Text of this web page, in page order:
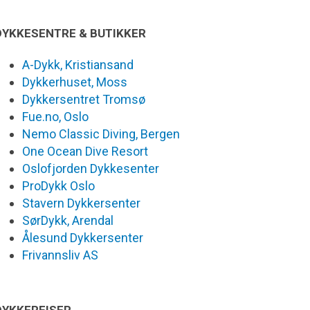
& BUTIKKER
A-Dykk, Kristiansand
Dykkerhuset, Moss
Dykkersentret Tromsø
Fue.no, Oslo
Nemo Classic Diving, Bergen
One Ocean Dive Resort
Oslofjorden Dykkesenter
ProDykk Oslo
Stavern Dykkersenter
SørDykk, Arendal
Ålesund Dykkersenter
Frivannsliv AS